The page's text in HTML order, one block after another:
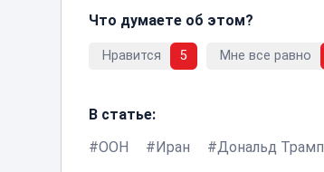
Что думаете об этом?
Нравится 5 Мне все равно
В статье:
ООН
Иран Дональд Трамп